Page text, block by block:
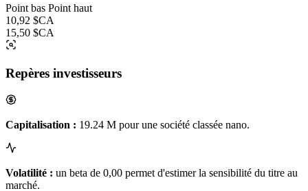
Point bas Point haut
10,92 $CA
15,50 $CA
Repères investisseurs
Capitalisation : 19.24 M pour une société classée nano.
Volatilité : un beta de 0,00 permet d'estimer la sensibilité du titre au
marché.